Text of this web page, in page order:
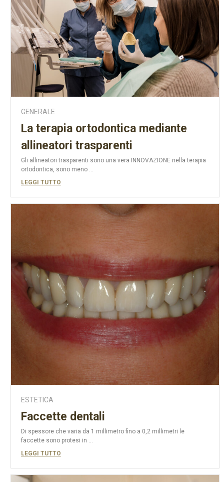
GENERALE
La terapia ortodontica mediante
allineatori trasparenti
Gli allineatori trasparenti sono una vera INNOVAZIONE nella terapia
ortodontica, sono meno ...
LEGGI TUTTO
ESTETICA
Faccette dentali
Di spessore che varia da 1 millimetro fino a 0,2 millimetri le
faccette sono protesi in ...
LEGGI TUTTO